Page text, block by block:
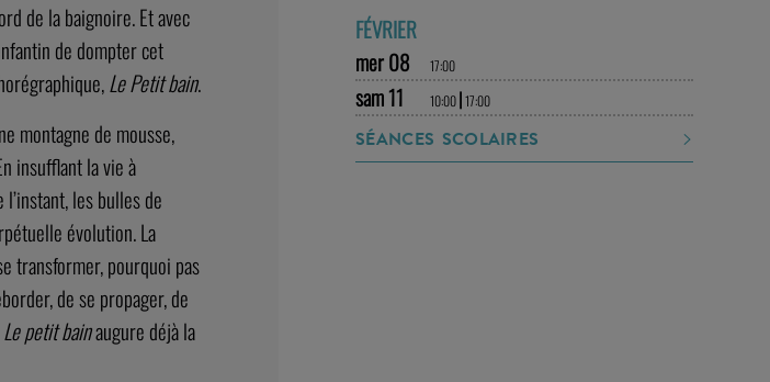
de la baignoire. Et avec
de dompter cet
Le Petit bain.
montagne de mousse,
insufflant la vie à
les bulles de
évolution. La
transformer, pourquoi pas
de se propager, de
Le petit bainaugure déjà la
FÉVRIER
mer 08
17:00
sam 11 10:00|17:00
SÉANCES SCOLAIRES